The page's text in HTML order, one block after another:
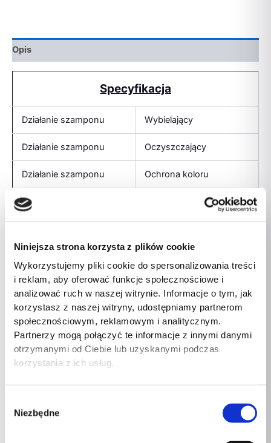
Niniejsza strona korzysta z plików cookie
Wykorzystujemy pliki cookie do spersonalizowania treści
i reklam, aby oferować funkcje społecznościowe i
analizować ruch w naszej witrynie. Informacje o tym, jak
korzystasz z naszej witryny, udostępniamy partnerom
społecznościowym, reklamowym i analitycznym.
Partnerzy mogą połączyć te informacje z innymi danymi
otrzymanymi od Ciebie lub uzyskanymi podczas
korzystania z ich usług.
zgody
Niezbędne
Opis
Specyfikacja
Działanie szamponu Wybielający
Działanie szamponu Oczyszczający
Działanie szamponu Ochrona koloru
Oferta sezonowa
Kategoria produktu Szampon
Nadaje się do rodzajów
sierści
Sierść biała
Rodzaj opakowania Butelka
Zakres wagowy